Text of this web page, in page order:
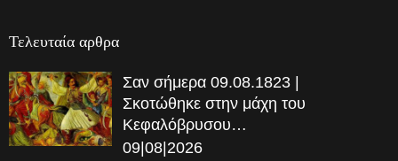
Τελευταία αρθρα
Σαν σήμερα 09.08.1823 |
Σκοτώθηκε στην μάχη του
Κεφαλόβρυσου…
09|08|2026